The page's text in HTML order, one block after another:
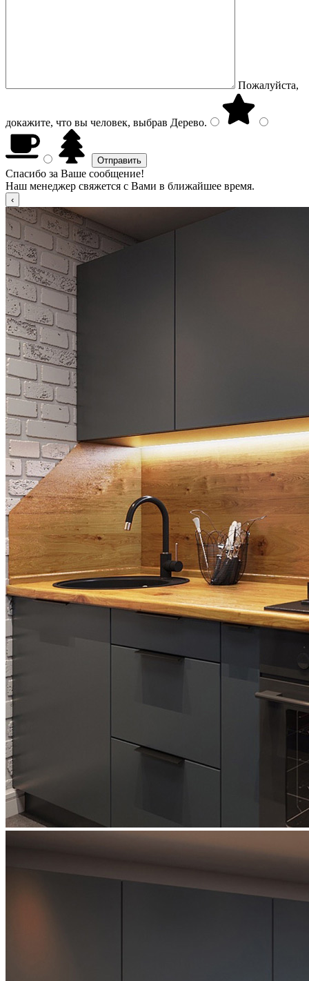
Пожалуйста,
докажите, что вы человек, выбрав Дерево.
Спасибо за Ваше сообщение!
Наш менеджер свяжется с Вами в ближайшее время.